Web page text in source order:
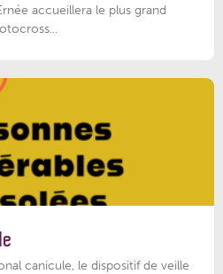
accueillera le plus grand
canicule, le dispositif de veille